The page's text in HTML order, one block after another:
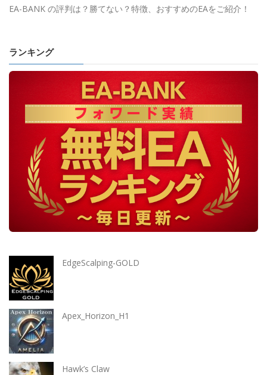
EA-BANK の評判は？勝てない？特徴、おすすめのEAをご紹介！
ランキング
EdgeScalping-GOLD
Apex_Horizon_H1
Hawk’s Claw